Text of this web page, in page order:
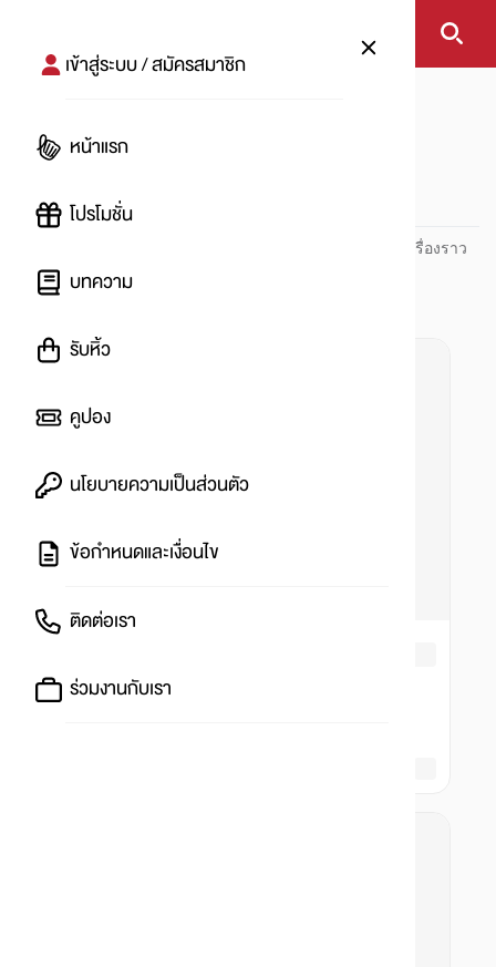
เข้าสู่ระบบ / สมัครสมาชิก
หน้าแรก
โปรโมชั่น
บทความ
รับหิ้ว
คูปอง
นโยบายความเป็นส่วนตัว
ข้อกำหนดและเงื่อนไข
ติดต่อเรา
ร่วมงานกับเรา
#
ปันโปร PUNPRO ที่ 1 ด้านโปรโมชัน อัปเดตและติดตามทุกเรื่องราว
โปรโมชัน